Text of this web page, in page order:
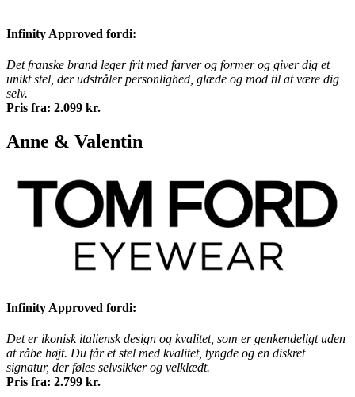
Infinity Approved fordi:
Det franske brand leger frit med farver og former og giver dig et
unikt stel, der udstråler personlighed, glæde og mod til at være dig
selv.
Pris fra: 2.099 kr.
Anne & Valentin
Infinity Approved fordi:
Det er ikonisk italiensk design og kvalitet, som er genkendeligt uden
at råbe højt. Du får et stel med kvalitet, tyngde og en diskret
signatur, der føles selvsikker og velklædt.
Pris fra: 2.799 kr.